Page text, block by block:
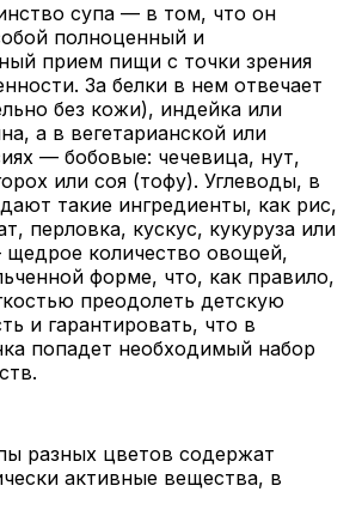
супа — в том, что он
полноценный и
прием пищи с точки зрения
За белки в нем отвечает
без кожи), индейка или
а в вегетарианской или
— бобовые: чечевица, нут,
или соя (тофу). Углеводы, в
такие ингредиенты, как рис,
перловка, кускус, кукуруза или
количество овощей,
форме, что, как правило,
преодолеть детскую
и гарантировать, что в
попадет необходимый набор
разных цветов содержат
активные вещества, в